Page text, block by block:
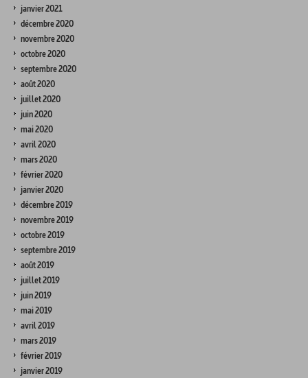
janvier 2021
décembre 2020
novembre 2020
octobre 2020
septembre 2020
août 2020
juillet 2020
juin 2020
mai 2020
avril 2020
mars 2020
février 2020
janvier 2020
décembre 2019
novembre 2019
octobre 2019
septembre 2019
août 2019
juillet 2019
juin 2019
mai 2019
avril 2019
mars 2019
février 2019
janvier 2019